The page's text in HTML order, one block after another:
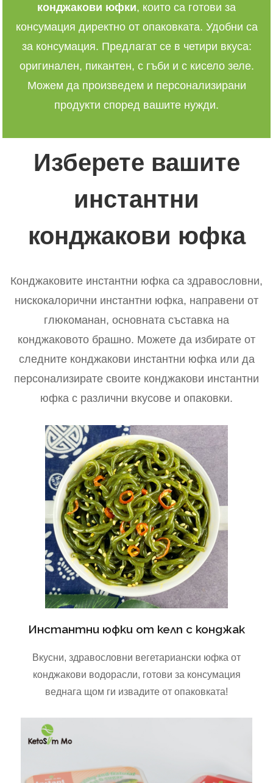
конджакови юфки, които са готови за
консумация директно от опаковката. Удобни са
за консумация. Предлагат се в четири вкуса:
оригинален, пикантен, с гъби и с кисело зеле.
Можем да произведем и персонализирани
продукти според вашите нужди.
Изберете вашите
инстантни
конджакови юфка
Конджаковите инстантни юфка са здравословни,
нискокалорични инстантни юфка, направени от
глюкоманан, основната съставка на
конджаковото брашно. Можете да избирате от
следните конджакови инстантни юфка или да
персонализирате своите конджакови инстантни
юфка с различни вкусове и опаковки.
Инстантни юфки от келп с конджак
Вкусни, здравословни вегетариански юфка от
конджакови водорасли, готови за консумация
веднага щом ги извадите от опаковката!